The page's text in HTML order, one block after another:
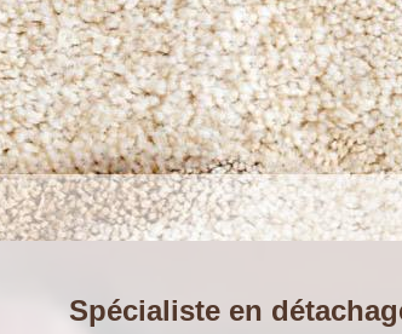
Spécialiste en